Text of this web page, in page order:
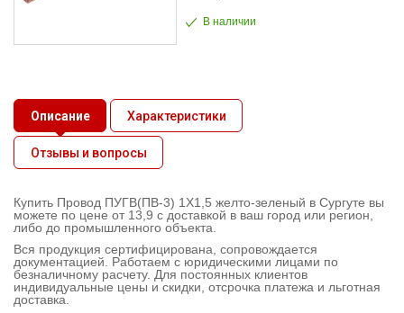
О
компании
Контактная
информация
В наличии
Описание Характеристики
Отзывы и вопросы
Купить Провод ПУГВ(ПВ-3) 1X1,5 желто-зеленый в Сургуте вы
можете по цене от 13,9 с доставкой в ваш город или регион,
либо до промышленного объекта.
Вся продукция сертифицирована, сопровождается
документацией. Работаем с юридическими лицами по
безналичному расчету. Для постоянных клиентов
индивидуальные цены и скидки, отсрочка платежа и льготная
доставка.